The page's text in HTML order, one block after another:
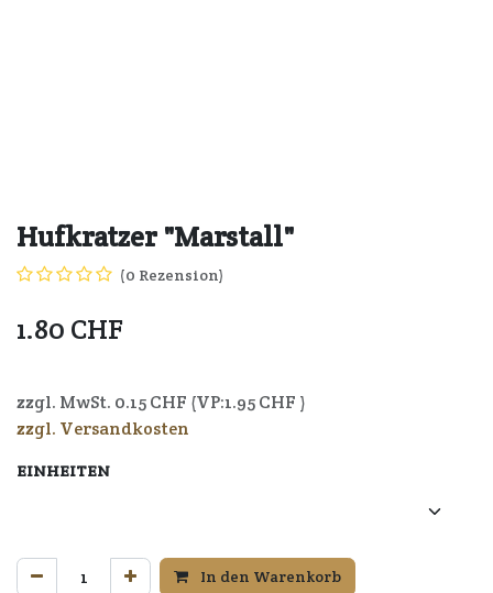
Hufkratzer "Marstall"
(0 Rezension)
1.80 CHF
zzgl. MwSt. 0.15CHF (VP:1.95CHF )
zzgl. Versandkosten
EINHEITEN
In den Warenkorb